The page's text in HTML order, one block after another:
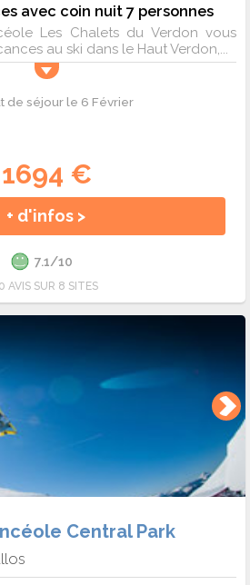
avec coin nuit 7 personnes
Les Chalets du Verdon vous
au ski dans le Haut Verdon,...
de séjour le 6 Février
1694 €
+ d'infos >
7.1/10
AVIS SUR 8 SITES
Central Park